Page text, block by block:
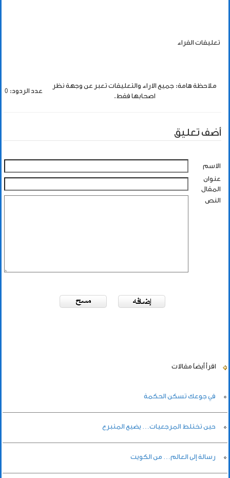
تعليقات القراء
ملاحظة هامة: جميع الاراء والتعليقات تعبر عن وجهة نظر
اصحابها فقط.
عدد الردود: 0
أضف تعليق
الاسم
عنوان
المقال
النص
اقرأ أيضاً مقالات
في جوعك تسكن الحكمة
حين تختلط المرجعيات… يضيع المتبرع
رسالة إلى العالم… من الكويت